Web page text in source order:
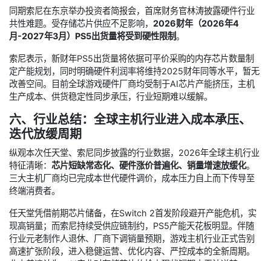
同期索尼在东京举办投资者简报会，首席财务官林涛披露硬件行业
共性难题。受存储芯片供应不足影响， 2026财年（2026年4
月-2027年3月）PS5出货量将受到硬性限制。
索尼表示，新财年PS5出货量将依据可平价采购的内存芯片数量制
定产能规划，同时明确硬件利润率将维持2025财年同等水平，暂无
改善空间。目前全球游戏硬件厂商均受制于AI芯片产能挤压，主机
生产成本、供货稳定性同步承压，行业短期难以缓解。
六、行业总结：全球主机行业进入成本承压、
迭代放缓周期
纵观本次任天堂、索尼同步披露的行业数据，2026年全球主机行业
特征清晰： 芯片短缺常态化、硬件涨价普遍化、销量增速放缓化。
三大主机厂商均已完成本世代硬件调价，成本压力自上而下传导至
终端消费者。
任天堂凭借前期芯片储备，在Switch 2首发阶段避开产能危机，实
现高销量；而索尼持续受供应链制约，PS5产能天花板明显。伴随
行业元老制作人退休、厂商下调销量预期，游戏主机行业正式告别
高速扩张阶段，进入稳健运营、优化内容、严控成本的全新周期。